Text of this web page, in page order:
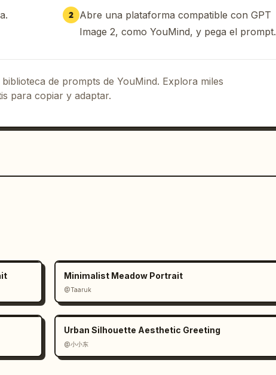
estudio de UX, no una caricatura o
de inicio del sitio web
visibles en una presentación pulida
de producto de frente
impresionante y realista para un sitio web y
de diseño de producto real en Figma para una
2 Abre una plataforma compatible con GPT
Image 2, como YouMind, y pega el prompt.
de prompts de YouMind. Explora miles
para copiar y adaptar.
Minimalist Meadow Portrait
@Taaruk
Urban Silhouette Aesthetic Greeting
@小小东